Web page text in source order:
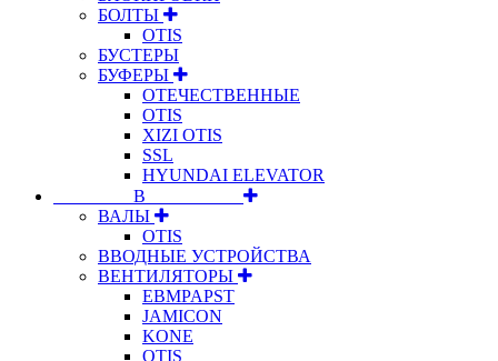
БОЛТЫ
OTIS
БУСТЕРЫ
БУФЕРЫ
ОТЕЧЕСТВЕННЫЕ
OTIS
XIZI OTIS
SSL
HYUNDAI ELEVATOR
⠀⠀⠀⠀⠀⠀В⠀⠀⠀⠀⠀⠀⠀
ВАЛЫ
OTIS
ВВОДНЫЕ УСТРОЙСТВА
ВЕНТИЛЯТОРЫ
EBMPAPST
JAMICON
KONE
OTIS